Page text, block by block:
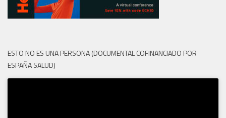
ESTO NO ES UNA PERSONA (DOCUMENTAL COFINANCIADO POR
ESPAÑA SALUD)